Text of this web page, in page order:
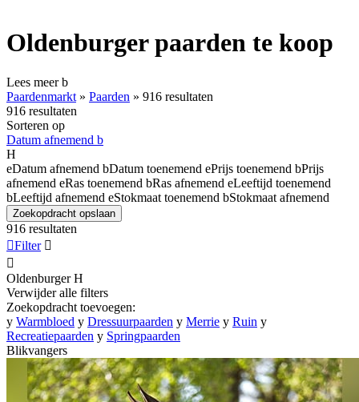
Oldenburger paarden te koop
Lees meerb
Paardenmarkt » Paarden » 916 resultaten
916 resultaten
Sorteren op
Datum afnemend b
H
eDatum afnemend bDatum toenemend ePrijs toenemend bPrijs
afnemend eRas toenemend bRas afnemend eLeeftijd toenemend
bLeeftijd afnemend eStokmaat toenemend bStokmaat afnemend
Zoekopdracht opslaan
916 resultaten
Filter 

Oldenburger H
Verwijder alle filters
Zoekopdracht toevoegen:
y Warmbloed y Dressuurpaarden y Merrie y Ruin y
Recreatiepaarden y Springpaarden
Blikvangers